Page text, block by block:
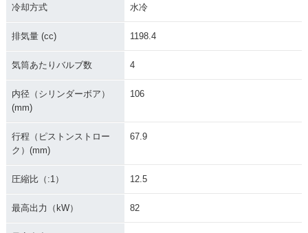
冷却方式 水冷
排気量 (cc) 1198.4
気筒あたりバルブ数 4
内径（シリンダーボア）
(mm)
106
行程（ピストンストロー
ク）(mm)
67.9
圧縮比（:1） 12.5
最高出力（kW） 82